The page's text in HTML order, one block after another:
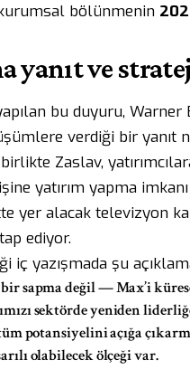
bölünmenin
yanıt ve
bu duyuru, Warner
verdiği bir
Zaslav,
yatırım yapma
yer alacak televizyon
ediyor.
iç yazışmada şu
sapma değil— Max’i
sektörde yeniden
potansiyelini açığa
olabilecek ölçeği var.